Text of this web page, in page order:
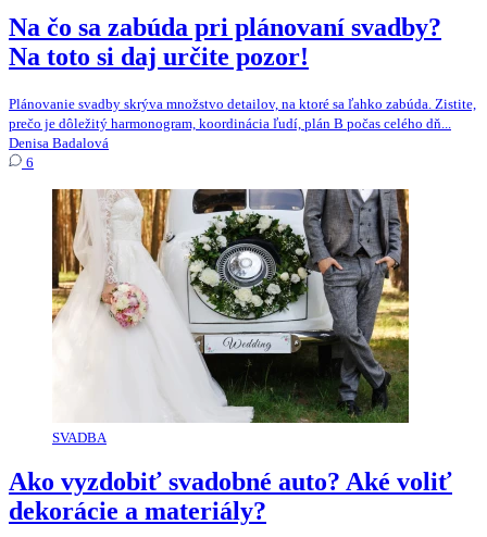
Na čo sa zabúda pri plánovaní svadby?
Na toto si daj určite pozor!
Plánovanie svadby skrýva množstvo detailov, na ktoré sa ľahko zabúda. Zistite,
prečo je dôležitý harmonogram, koordinácia ľudí, plán B počas celého dň...
Denisa Badalová
6
SVADBA
Ako vyzdobiť svadobné auto? Aké voliť
dekorácie a materiály?